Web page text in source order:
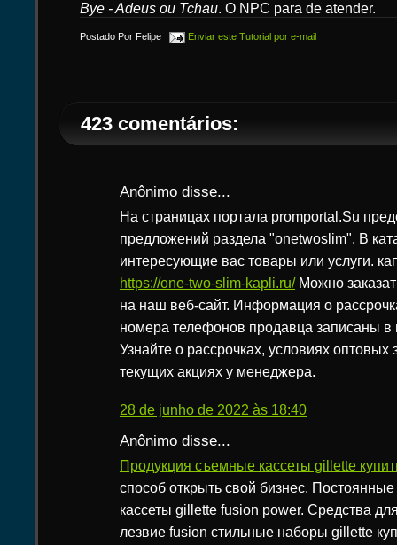
Bye - Adeus ou Tchau. O NPC para de atender.
Postado Por Felipe Enviar este Tutorial por e-mail
423 comentários:
Anônimo disse...
На страницах портала promportal.Su
предложений раздела "onetwoslim". В
интересующие вас товары или услуги.
https://one-two-slim-kapli.ru/Можно
на наш веб-сайт. Информация о
номера телефонов продавца записаны в
Узнайте о рассрочках, условиях оптовых
текущих акциях у менеджера.
28 de junho de 2022 às 18:40
Anônimo disse...
Продукция съемные кассеты gillette
способ открыть свой бизнес.
кассеты gillette fusion power. Средства
лезвие fusion стильные наборы gillette